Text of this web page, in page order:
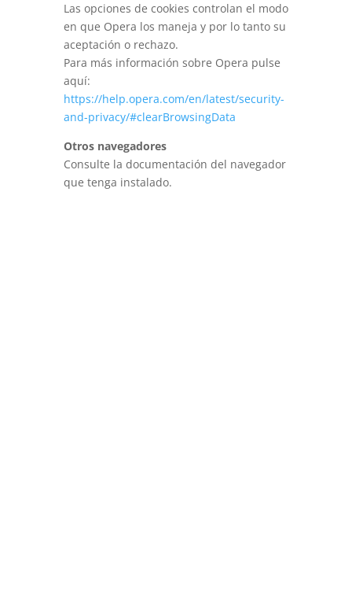
Las opciones de cookies controlan el modo
en que Opera los maneja y por lo tanto su
aceptación o rechazo.
Para más información sobre Opera pulse
aquí:
https://help.opera.com/en/latest/security-
and-privacy/#clearBrowsingData
Otros navegadores
Consulte la documentación del navegador
que tenga instalado.